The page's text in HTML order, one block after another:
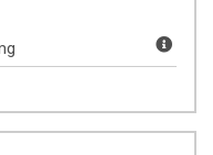
létezik, de a
elő, és ezekből is
során. A legfontosabb
brokkoliban és
paradicsomban). A